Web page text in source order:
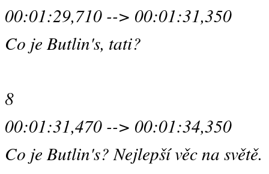
00:01:29,710 --> 00:01:31,350
Co je Butlin's, tati?
8
00:01:31,470 --> 00:01:34,350
Co je Butlin's? Nejlepší věc na světě.